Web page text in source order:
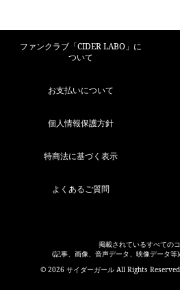
ファンクラブ「CIDER LABO」に
ついて
お支払いについて
個人情報保護方針
特商法に基づく表示
よくあるご質問
掲載されているすべての
(記事、画像、音声データ、映像データ等)
© 2026 サイダーガール All Rights